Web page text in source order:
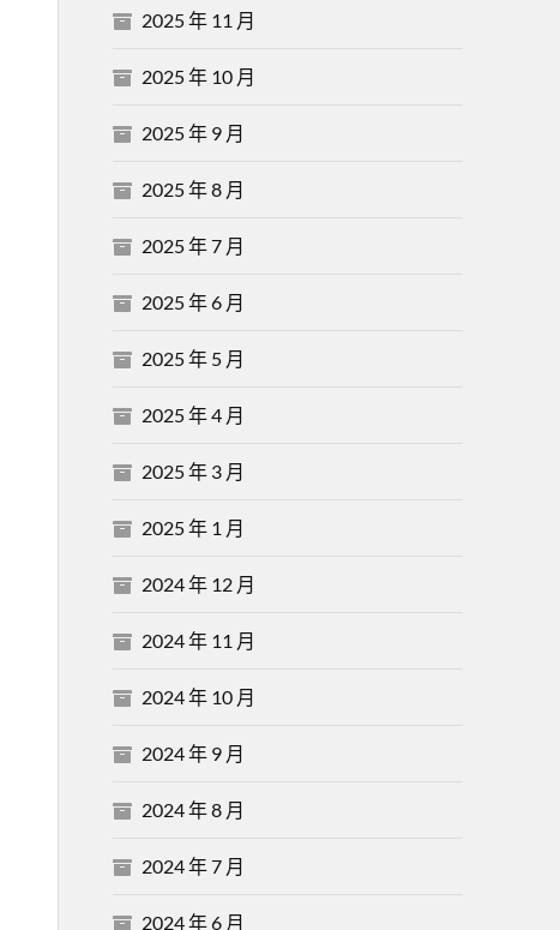
2025 年 11 月
2025 年 10 月
2025 年 9 月
2025 年 8 月
2025 年 7 月
2025 年 6 月
2025 年 5 月
2025 年 4 月
2025 年 3 月
2025 年 1 月
2024 年 12 月
2024 年 11 月
2024 年 10 月
2024 年 9 月
2024 年 8 月
2024 年 7 月
2024 年 6 月